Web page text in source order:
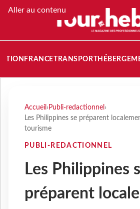
Aller au contenu
FRANCETRANSPORT
Accueil › Publi-redactionnel ›
Les Philippines se préparent
tourisme
PUBLI-REDACTIONNEL
Les Philippines
préparent